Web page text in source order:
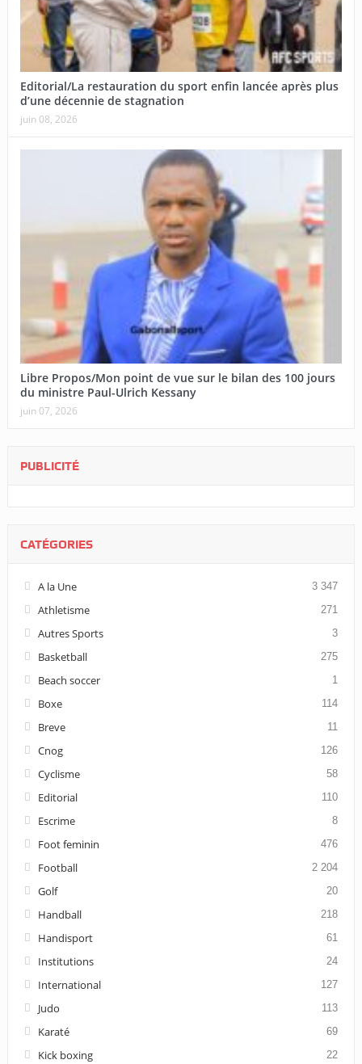
Editorial/La restauration du sport enfin lancée après plus
d’une décennie de stagnation
juin 08, 2026
Libre Propos/Mon point de vue sur le bilan des 100 jours
du ministre Paul-Ulrich Kessany
juin 07, 2026
PUBLICITÉ
CATÉGORIES
A la Une 3 347
Athletisme 271
Autres Sports 3
Basketball 275
Beach soccer 1
Boxe 114
Breve 11
Cnog 126
Cyclisme 58
Editorial 110
Escrime 8
Foot feminin 476
Football 2 204
Golf 20
Handball 218
Handisport 61
Institutions 24
International 127
Judo 113
Karaté 69
Kick boxing 22